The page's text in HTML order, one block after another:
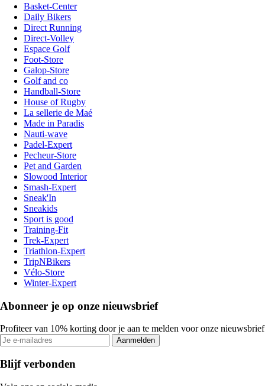
Basket-Center
Daily Bikers
Direct Running
Direct-Volley
Espace Golf
Foot-Store
Galop-Store
Golf and co
Handball-Store
House of Rugby
La sellerie de Maé
Made in Paradis
Nauti-wave
Padel-Expert
Pecheur-Store
Pet and Garden
Slowood Interior
Smash-Expert
Sneak'In
Sneakids
Sport is good
Training-Fit
Trek-Expert
Triathlon-Expert
TripNBikers
Vélo-Store
Winter-Expert
Abonneer je op onze nieuwsbrief
Profiteer van 10% korting door je aan te melden voor onze nieuwsbrief
Aanmelden
Blijf verbonden